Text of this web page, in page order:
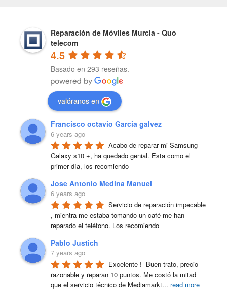
Reparación de Móviles Murcia - Quo
telecom
4.5
Basado en 293 reseñas.
valóranos en
Francisco octavio Garcia galvez
6 years ago
Acabo de reparar mi Samsung
Galaxy s10 +, ha quedado genial. Esta como el
primer día, los recomiendo
Jose Antonio Medina Manuel
6 years ago
Servicio de reparación impecable
, mientra me estaba tomando un café me han
reparado el teléfono. Los recomiendo
Pablo Justich
7 years ago
Excelente !  Buen trato, precio
razonable y reparan 10 puntos. Me costó la mitad
que el servicio técnico de Mediamarkt... read more